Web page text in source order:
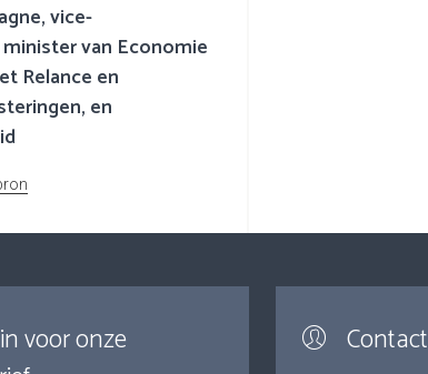
vice-
van Economie
Relance en
en
voor onze